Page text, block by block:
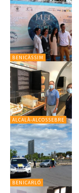
BENICÀSSIM
ALCALÀ-ALCOSSEBRE
BENICARLÓ